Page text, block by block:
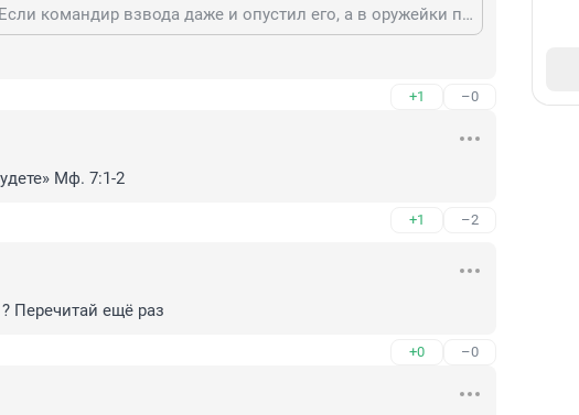
А смысл ему молчать? Если командир взвода даже и опустил его, а в оружейки после смены караула во время сдачи оружия начал всей группе хвалиться своим поступком? То надо полагать, что для Лепнева такое происшествие было бы вообще спасательной соломинкой, чтобы избежать какого-либо наказания. Суд мог оценить его поступок как совершённого в неконтролируемом состоянии своё поведение, в состоянии аффекта. И Лепнева запросто могли оправдать. Особенно если бы суд рассматривался коллегией присяжных. А так, у него просто крыша протекла после того как он постоянно помогал своему командиру, а тот в свою очередь по всей видимости из-за своего плохого настроения вместо благодарности оторвался на своём подчиненном Липневе из-за чего тот съехал с катушек.
+1 –0
Мф. 7:1-2
+1 –2
Перечитай ещё раз
+0 –0